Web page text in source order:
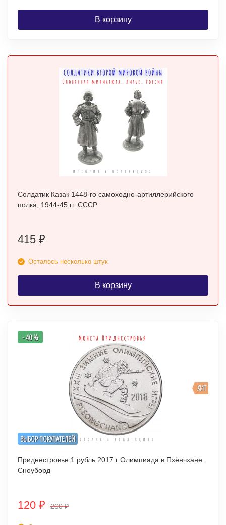
В корзину
Солдатик Казак 1448-го самоходно-артиллерийского
полка, 1944-45 гг. СССР
415 ₽
Осталось несколько штук
В корзину
ВЫБОР ПОКУПАТЕЛЕЙ
ХИТ
- 40 %
Приднестровье 1 рубль 2017 г Олимпиада в Пхёнчхане.
Сноуборд
120 ₽ 200₽